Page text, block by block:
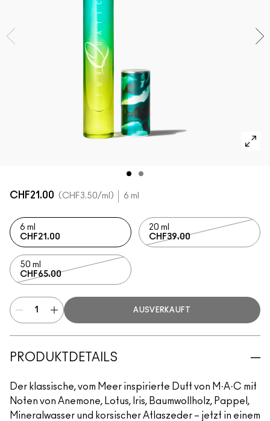
ALLE GESICHTSPRODUKTE SHOPPEN
ALLE AUGENPRODUKTE SHOPPEN
ALLE PINSEL KAUFEN
CHF21.00 CHF3.50/ml 6 ml
6 ml
CHF21.00
20 ml
CHF39.00
50 ml
CHF65.00
AUSVERKAUFT
PRODUKTDETAILS
Der klassische, vom Meer inspirierte Duft von M·A·C mit
Noten von Anemone, Lotus, Iris, Baumwollholz, Pappel,
Mineralwasser und korsischer Atlaszeder – jetzt in einem